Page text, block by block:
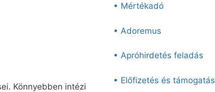
Könnyebben intézi
• Mértékadó
• Adoremus
• Apróhirdetés feladás
• Előfizetés és támogatás